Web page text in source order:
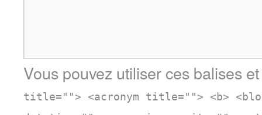
Vous pouvez utiliser ces balises
title=""> <acronym title=""> <b>